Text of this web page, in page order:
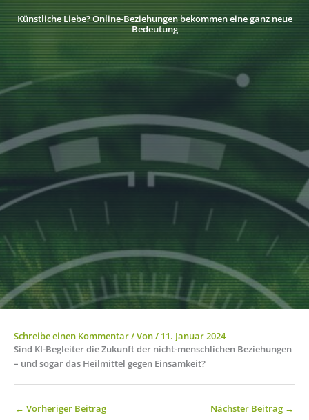
Künstliche Liebe? Online-Beziehungen bekommen eine ganz neue
Bedeutung
Schreibe einen Kommentar/ Von/ 11. Januar 2024
Sind KI-Begleiter die Zukunft der nicht-menschlichen Beziehungen
– und sogar das Heilmittel gegen Einsamkeit?
← Vorheriger Beitrag Nächster Beitrag →